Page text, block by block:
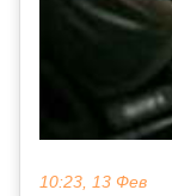
10:23, 13 Фев